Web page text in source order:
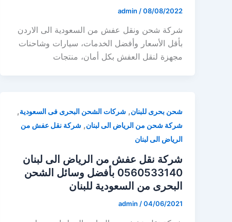
admin /08/08/2022
شركة شحن ونقل عفش من السعودية الى الاردن
بأقل الأسعار وأفضل الخدمات، سيارات وشاحنات
مجهزة لنقل العفش بكل أمان، منتجات
شحن بحرى للبنان, شركات الشحن البحرى فى السعودية,
شركة شحن من الرياض الى لبنان, شركة نقل عفش من
الرياض الى لبنان
شركة نقل عفش من الرياض الى لبنان
0560533140 بأفضل وسائل الشحن
البحرى من السعودية للبنان
admin /04/06/2021